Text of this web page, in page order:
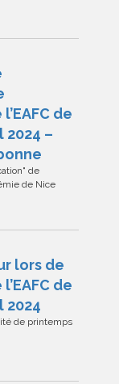
de
2024 –
de
de Nice
lors de
de
2024
de printemps